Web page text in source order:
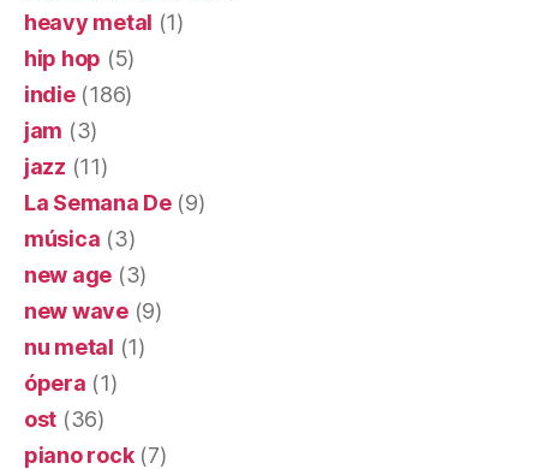
heavy metal (1)
hip hop (5)
indie(186)
jam (3)
jazz (11)
La Semana De(9)
música (3)
new age (3)
new wave(9)
nu metal (1)
ópera (1)
ost (36)
piano rock(7)